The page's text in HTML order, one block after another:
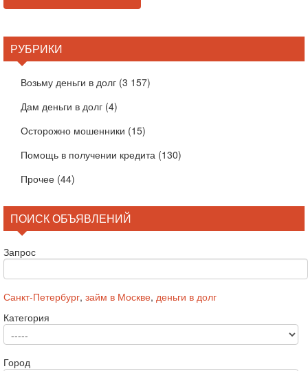
РУБРИКИ
Возьму деньги в долг (3 157)
Дам деньги в долг (4)
Осторожно мошенники (15)
Помощь в получении кредита (130)
Прочее (44)
ПОИСК ОБЪЯВЛЕНИЙ
Запрос
Санкт-Петербург, займ в Москве, деньги в долг
Категория
Город